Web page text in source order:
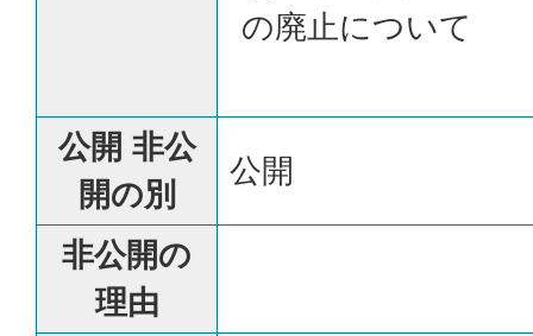
の廃止について
公開 非公
開の別
公開
非公開の
理由